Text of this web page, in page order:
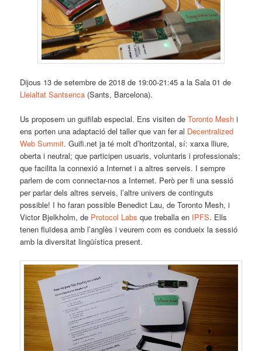
Dijous 13 de setembre de 2018 de 19:00-21:45 a la Sala 01 de
Lleialtat Santsenca (Sants, Barcelona).
Us proposem un guifilab especial. Ens visiten deToronto Mesh i
ens porten una adaptació del taller que van fer al Decentralized
Web Summit. Guifi.net ja té molt d’horitzontal, sí: xarxa lliure,
oberta i neutral; que participen usuaris, voluntaris i professionals;
que facilita la connexió a Internet i a altres serveis. I sempre
parlem de com connectar-nos a Internet. Però per fi una sessió
per parlar dels altres serveis, l’altre univers de continguts
possible! I ho faran possible Benedict Lau, de Toronto Mesh, i
Victor Bjelkholm, de Protocol Labs que treballa en IPFS. Ells
tenen fluïdesa amb l’anglès i veurem com es condueix la sessió
amb la diversitat lingüística present.